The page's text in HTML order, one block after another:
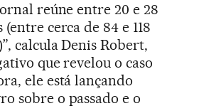
reúne entre 20 e 28
cerca de 84 e 118
calcula Denis Robert,
que revelou o caso
ele está lançando
sobre o passado e o